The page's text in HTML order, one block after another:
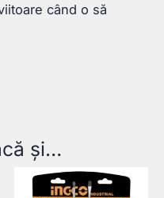
când o să
și…